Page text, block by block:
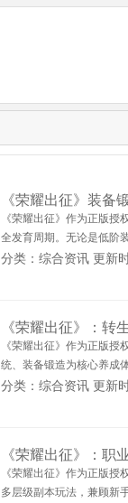
《荣耀出征》装备
《荣耀出征》作为正版
全发育周期。无论是低阶
分类：综合资讯 更新
《荣耀出征》：转
《荣耀出征》作为正版
统、装备锻造为核心养成
分类：综合资讯 更新
《荣耀出征》：职
《荣耀出征》作为正版
多层级副本玩法，兼顾新